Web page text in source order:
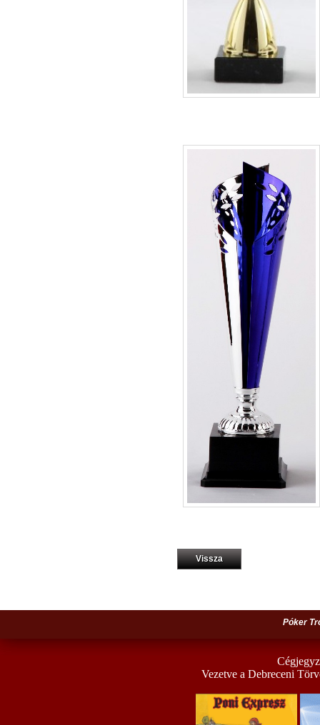
Vissza
Póker
Vezetve a Debreceni